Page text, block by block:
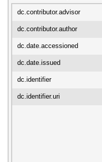
dc.contributor.advisor
dc.contributor.author
dc.date.accessioned
dc.date.issued
dc.identifier
dc.identifier.uri